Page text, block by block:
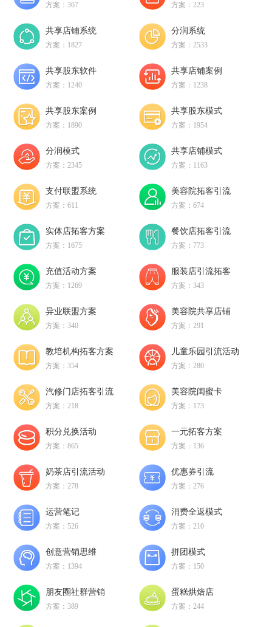
方案：367 方案：223
共享店铺系统
方案：1827
分润系统
方案：2533
共享股东软件
方案：1240
共享店铺案例
方案：1238
共享股东案例
方案：1890
共享股东模式
方案：1954
分润模式
方案：2345
共享店铺模式
方案：1163
支付联盟系统
方案：611
美容院拓客引流
方案：674
实体店拓客方案
方案：1675
餐饮店拓客引流
方案：773
充值活动方案
方案：1269
服装店引流拓客
方案：343
异业联盟方案
方案：340
美容院共享店铺
方案：291
教培机构拓客方案
方案：354
儿童乐园引流活动
方案：280
汽修门店拓客引流
方案：218
美容院闺蜜卡
方案：173
积分兑换活动
方案：865
一元拓客方案
方案：136
奶茶店引流活动
方案：278
优惠券引流
方案：276
运营笔记
方案：526
消费全返模式
方案：210
创意营销思维
方案：1394
拼团模式
方案：150
朋友圈社群营销
方案：389
蛋糕烘焙店
方案：244